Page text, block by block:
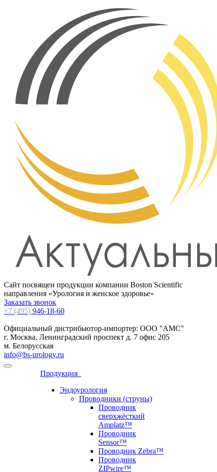
Сайт посвящен продукции компании Boston Scientific
направления «Урология и женское здоровье»
Заказать звонок
+7 (495) 946-18-60
Официальный дистрибьютор-импортер: ООО "АМС"
г. Москва, Ленинградский проспект д. 7 офис 205
м. Белорусская
info@bs-urology.ru
Продукция
Эндоурология
Проводники (струны)
Проводник
сверхжёсткий
Amplatz™
Проводник
Sensor™
Проводник Zebra™
Проводник
ZIPwire™